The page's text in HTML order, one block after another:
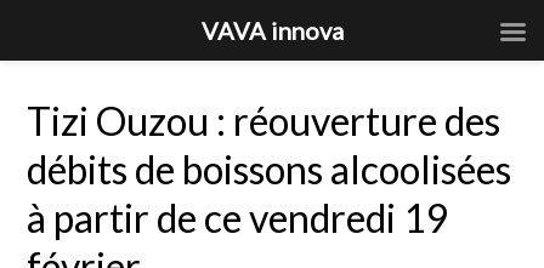
Tizi Ouzou : réouverture des
débits de boissons alcoolisées
à partir de ce vendredi 19
VAVA innova